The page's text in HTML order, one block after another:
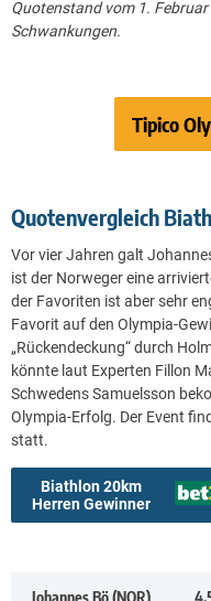
Quotenstand vom 1.
Schwankungen.
Tipico
Quotenvergleich
Vor vier Jahren galt
ist der Norweger eine
der Favoriten ist aber sehr
Favorit auf den Olympia-
„Rückendeckung“ durch
könnte laut Experten Fillon
Schwedens Samuelsson
Olympia-Erfolg. Der Event
statt.
Biathlon 20km
Herren Gewinner